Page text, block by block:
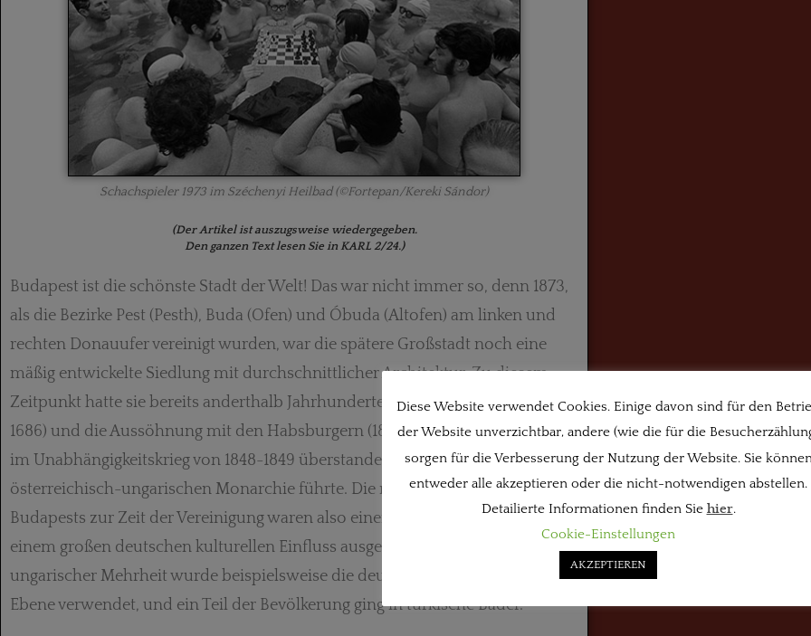
Schachspieler 1973 im Széchenyi Heilbad (©Fortepan/Kereki Sándor)
(Der Artikel ist auszugsweise wiedergegeben.
Den ganzen Text lesen Sie in KARL 2/24.)
Budapest ist die schönste Stadt der Welt! Das war nicht immer so, denn 1873,
als die Bezirke Pest (Pesth), Buda (Ofen) und Óbuda (Altofen) am linken und
rechten Donauufer vereinigt wurden, war die spätere Großstadt noch eine
mäßig entwickelte Siedlung mit durch­schnittlicher Architektur. Zu diesem
Zeitpunkt hatte sie bereits anderthalb Jahrhunderte Türkenherrschaft (1541-
1686) und die Aussöhnung mit den Habsburgern (1867) nach der Niederlage
im Unabhängig­keitskrieg von 1848-1849 überstanden, die zur Gründung der
öster­reichisch-ungarischen Monarchie führte. Die rund 300.000 Einwohner
Budapests zur Zeit der Vereinigung waren also einem kleinen türkischen und
einem großen deutschen kulturellen Einfluss ausgesetzt. Als Stadt mit
ungarischer Mehrheit wurde beispielsweise die deutsche Sprache auf lokaler
Ebene verwendet, und ein Teil der Be­völkerung ging in türkische Bäder.
Diese Website verwendet Cookies. Einige davon sind für den
der Website unverzichtbar, andere (wie die für die
sorgen für die Verbesserung der Nutzung der Website. Sie
entweder alle akzeptieren oder die nicht-notwendigen abstellen.
Detailierte Informationen finden Sie hier.
Cookie-Einstellungen
AKZEPTIEREN